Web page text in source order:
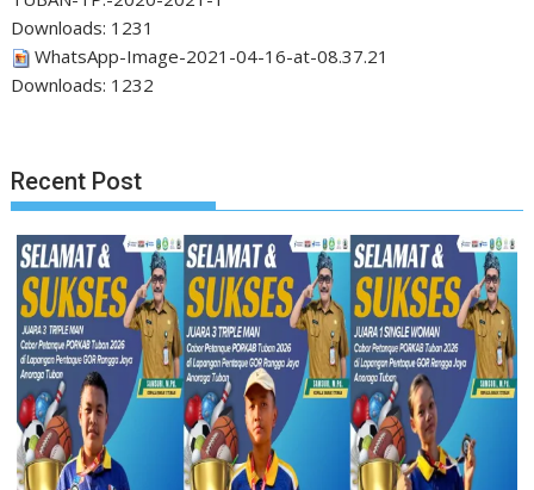
Downloads: 1231
WhatsApp-Image-2021-04-16-at-08.37.21
Downloads: 1232
Recent Post